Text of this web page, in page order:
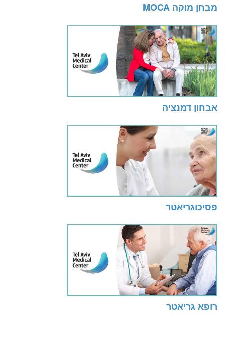
מבחן מוקה MOCA
אבחון דמנציה
פסיכוגריאטר
רופא גריאטר